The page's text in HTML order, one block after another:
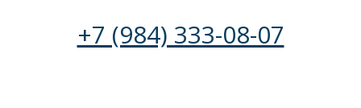
+7 (984) 333-08-07